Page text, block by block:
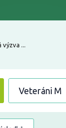
výzva ...
Veteráni M